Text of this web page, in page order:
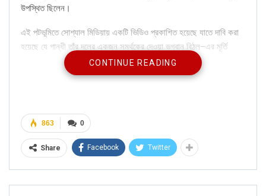
উপস্থিত ছিলেন।
এই পটভূমিতে সোশ্যাল মিডিয়ায় একটি ভিডিও প্রকাশিত হয়েছে যাতে দাবি করা
হয়েছে যে গান্ধী তাঁর দলের একজন সমর্থকের দেওয়া ভগবান বিঠল–এর মূর্তি
গ্রহণ করতে অস্বীকার করছেন। ভগবান বিঠল মহারাষ্ট্র ও কর্ণাটকের এক
অত্যন্ত সম্মানিত স্থানীয় দেবতা।
মহারাষ্ট্রে আসেন এবং আমাদের সবচেয়ে প্রিয় দেবতা, পন্ধরপুরের ভগবান বিঠলকে
অপমান করেন। আমাদের ধর্মীয় বিশ্বাসের প্রতি শূন্য শ্রদ্ধা এবং আমাদের
সংস্কৃতি সম্পর্কে জ্ঞান নেই, তাঁর শারীরিক ভাষা দেখায় যে তিনি নিজেকে এমনকি
ঈশ্বরেরও উপরে বলে মনে করেন! মহারাষ্ট্রীয়রা এই দুর্ব্যবহার সহ্য করবে না! ।
#CongressBharatViroddhi#CongressMuktBharat#
ModiKaHaathBharatKeSaath@highlight”.
CONTINUE READING
0
863
Share Facebook Twitter